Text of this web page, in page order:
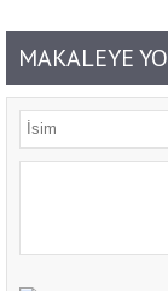
MAKALEYE